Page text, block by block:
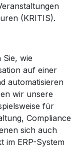
(KRITIS).
wie
auf einer
automatisieren
wir unsere
für
Compliance
sich auch
im ERP-System